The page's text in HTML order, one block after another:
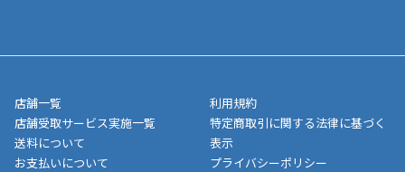
■商品によっては一部決済方法が使用できない場合がございま
す。
業日にてお引渡しとなります。(離島などの場合、例外もあります)
メーカー直送品など一部商品については、その他商品との購入に
制限がかかる場合がございます。また発送日についても、通常と
異なる場合がございます。対象商品の説明ページをご確認くださ
い。
店舗一覧
店舗受取サービス実施一覧
送料について
お支払いについて
利用規約
特定商取引に関する法律に基づく
表示
プライバシーポリシー